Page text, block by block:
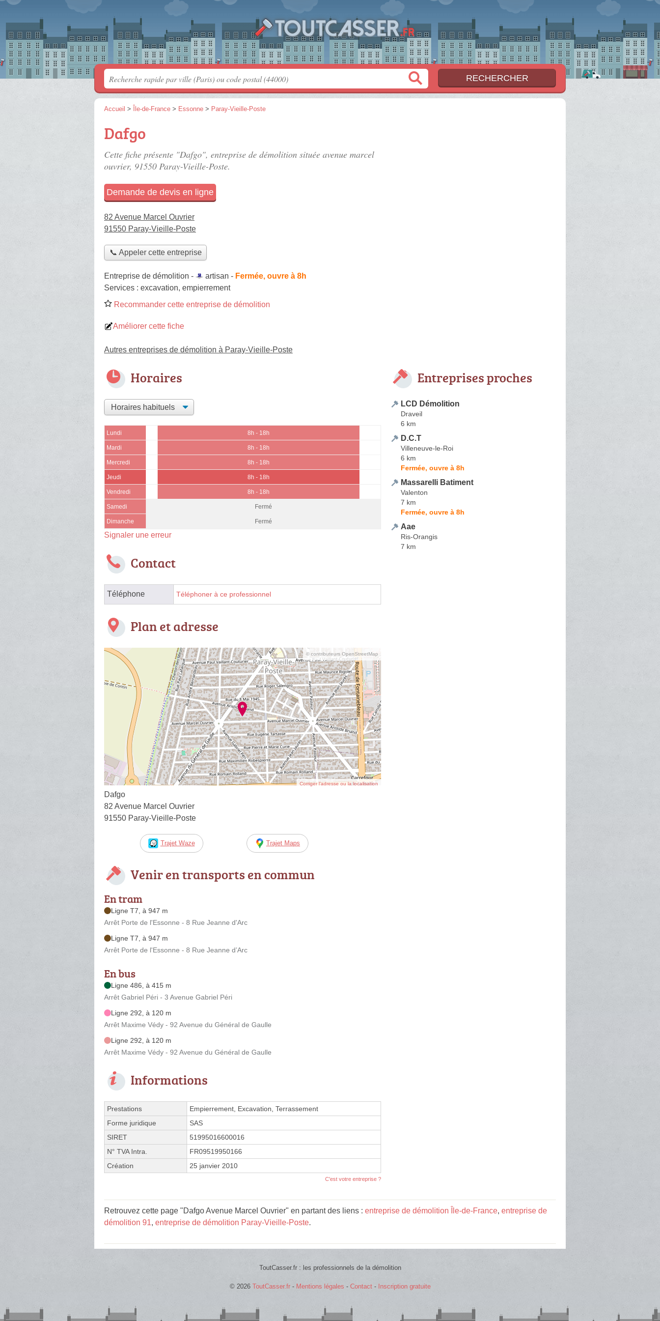
Accueil > Île-de-France > Essonne > Paray-Vieille-Poste
Dafgo
Cette fiche présente "Dafgo", entreprise de démolition située avenue marcel
ouvrier, 91550 Paray-Vieille-Poste.
Demande de devis en ligne
82 Avenue Marcel Ouvrier
91550 Paray-Vieille-Poste
📞 Appeler cette entreprise
Entreprise de démolition - artisan - Fermée, ouvre à 8h
Services : excavation, empierrement
Recommander cette entreprise de démolition
Améliorer cette fiche
Autres entreprises de démolition à Paray-Vieille-Poste
Horaires
Lundi 8h - 18h
Mardi 8h - 18h
Mercredi 8h - 18h
Jeudi 8h - 18h
Vendredi 8h - 18h
Samedi Fermé
Dimanche Fermé
Signaler une erreur
Contact
Téléphone Téléphoner à ce professionnel
Plan et adresse
© contributeurs OpenStreetMap
Corriger l’adresse ou la localisation
Dafgo
82 Avenue Marcel Ouvrier
91550 Paray-Vieille-Poste
Trajet Waze Trajet Maps
Venir en transports en commun
En tram
Ligne T7, à 947 m
Arrêt Porte de l'Essonne - 8 Rue Jeanne d'Arc
Ligne T7, à 947 m
Arrêt Porte de l'Essonne - 8 Rue Jeanne d’Arc
En bus
Ligne 486, à 415 m
Arrêt Gabriel Péri - 3 Avenue Gabriel Péri
Ligne 292, à 120 m
Arrêt Maxime Védy - 92 Avenue du Général de Gaulle
Ligne 292, à 120 m
Arrêt Maxime Védy - 92 Avenue du Général de Gaulle
Informations
Prestations
Empierrement, Excavation, Terrassement
Forme juridique
SAS
SIRET
51995016600016
N° TVA Intra.
FR09519950166
Création
25 janvier 2010
C'est votre entreprise ?
Entreprises proches
LCD Démolition
Draveil
6 km
D.C.T
Villeneuve-le-Roi
6 km
Fermée, ouvre à 8h
Massarelli Batiment
Valenton
7 km
Fermée, ouvre à 8h
Aae
Ris-Orangis
7 km
Retrouvez cette page "Dafgo Avenue Marcel Ouvrier" en partant des liens : entreprise de démolition Île-de-France, entreprise de
démolition 91, entreprise de démolition Paray-Vieille-Poste.
ToutCasser.fr : les professionnels de la démolition
© 2026 ToutCasser.fr - Mentions légales - Contact- Inscription gratuite